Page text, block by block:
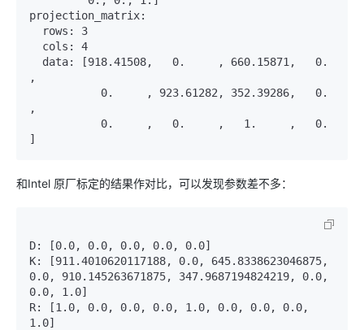
projection_matrix:
,
,
和Intel 原厂标定的结果作对比，可以发现参数差不多：
D: [0.0, 0.0, 0.0, 0.0, 0.0]
K: [911.4010620117188, 0.0, 645.8338623046875,
0.0, 910.145263671875, 347.9687194824219, 0.0,
0.0, 1.0]
R: [1.0, 0.0, 0.0, 0.0, 1.0, 0.0, 0.0, 0.0,
1.0]